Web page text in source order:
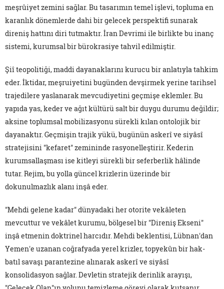
meşrûiyet zemini sağlar. Bu tasarımın temel işlevi, topluma en
karanlık dönemlerde dahi bir gelecek perspektifi sunarak
direniş hattını diri tutmaktır. İran Devrimi ile birlikte bu inanç
sistemi, kurumsal bir bürokrasiye tahvil edilmiştir.
Şiî teopolitiği, maddi dayanaklarını kurucu bir anlatıyla tahkim
eder. İktidar, meşruiyetini bugünden devşirmek yerine tarihsel
trajedilere yaslanarak mevcudiyetini geçmişe eklemler. Bu
yapıda yas, keder ve ağıt kültürü salt bir duygu durumu değildir;
aksine toplumsal mobilizasyonu sürekli kılan ontolojik bir
dayanaktır. Geçmişin trajik yükü, bugünün askerî ve siyâsî
stratejisini "kefaret" zemininde rasyonelleştirir. Kederin
kurumsallaşması ise kitleyi sürekli bir seferberlik hâlinde
tutar. Rejim, bu yolla güncel krizlerin üzerinde bir
dokunulmazlık alanı inşâ eder.
"Mehdi gelene kadar" dünyadaki her otorite vekâleten
mevcuttur ve vekâlet kurumu, bölgesel bir "Direniş Ekseni"
inşâ etmenin doktrinel harcıdır. Mehdi beklentisi, Lübnan'dan
Yemen'e uzanan coğrafyada yerel krizler, topyekûn bir hak-
batıl savaşı parantezine alınarak askerî ve siyâsî
konsolidasyon sağlar. Devletin stratejik derinlik arayışı,